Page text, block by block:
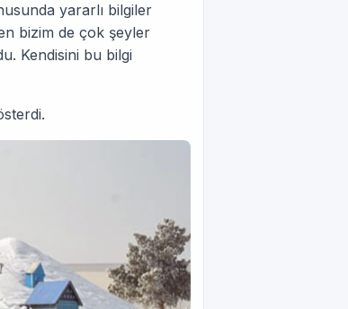
yararlı bilgiler
bizim de çok şeyler
Kendisini bu bilgi